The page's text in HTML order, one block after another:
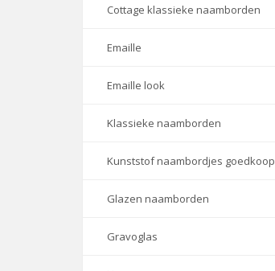
Cottage klassieke naamborden
Emaille
Emaille look
Klassieke naamborden
Kunststof naambordjes goedkoop
Glazen naamborden
Gravoglas